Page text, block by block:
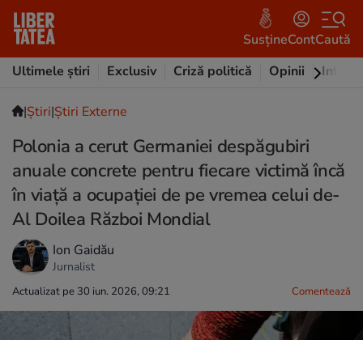
SusțineContCaută
Ultimele știri
Exclusiv Criză politică Opinii
|Ştiri|Știri Externe
Polonia a cerut Germaniei despăgubiri
anuale concrete pentru fiecare victimă încă
în viață a ocupației de pe vremea celui de-
Al Doilea Război Mondial
Ion Gaidău
Jurnalist
Actualizat pe 30 iun. 2026, 09:21 Comentează